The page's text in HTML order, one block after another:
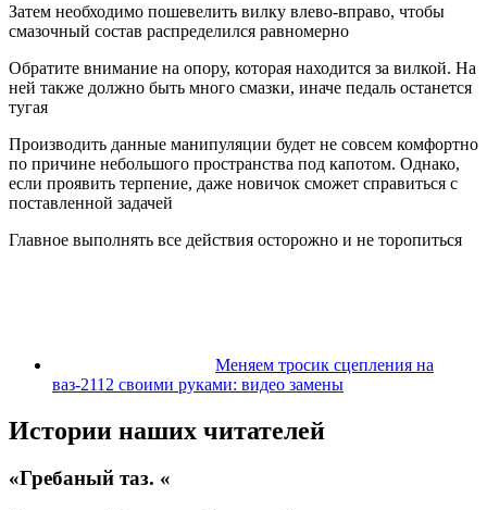
Затем необходимо пошевелить вилку влево-вправо, чтобы
смазочный состав распределился равномерно
Обратите внимание на опору, которая находится за вилкой. На
ней также должно быть много смазки, иначе педаль останется
тугая
Производить данные манипуляции будет не совсем комфортно
по причине небольшого пространства под капотом. Однако,
если проявить терпение, даже новичок сможет справиться с
поставленной задачей
Главное выполнять все действия осторожно и не торопиться
Меняем тросик сцепления на
ваз-2112 своими руками: видео замены
Истории наших читателей
«Гребаный таз. «